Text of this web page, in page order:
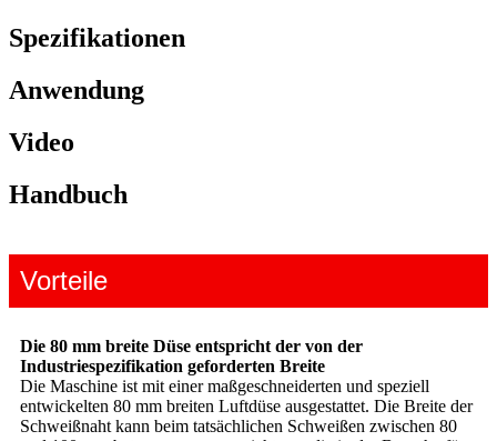
Spezifikationen
Anwendung
Video
Handbuch
Vorteile
Die 80 mm breite Düse entspricht der von der
Industriespezifikation geforderten Breite
Die Maschine ist mit einer maßgeschneiderten und speziell
entwickelten 80 mm breiten Luftdüse ausgestattet. Die Breite der
Schweißnaht kann beim tatsächlichen Schweißen zwischen 80